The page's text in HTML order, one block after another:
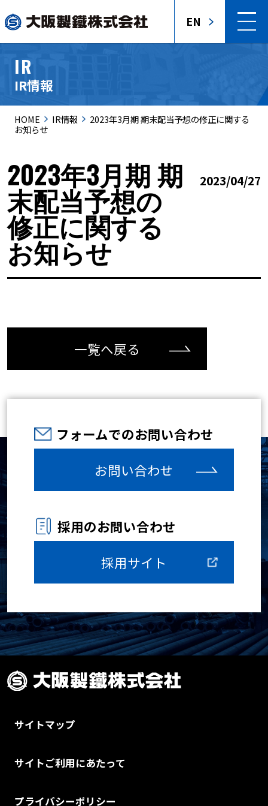
EN
IR
IR情報
HOME IR情報
2023年3月期 期末配当予想の修正に関する
お知らせ
2023年3月期 期
末配当予想の
修正に関する
お知らせ
2023/04/27
一覧へ戻る
フォームでのお問い合わせ
お問い合わせ
採用のお問い合わせ
採用サイト
サイトマップ
サイトご利用にあたって
プライバシーポリシー